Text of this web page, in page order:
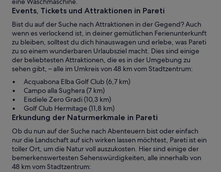
Events, Tickets und Attraktionen in Pareti
Bist du auf der Suche nach Attraktionen in der Gegend? Auch
wenn es verlockend ist, in deiner gemütlichen Ferienunterkunft
zu bleiben, solltest du dich hinauswagen und erlebe, was Pareti
zu so einem wunderbaren Urlaubsziel macht. Dies sind einige
der beliebtesten Attraktionen, die es in der Umgebung zu
sehen gibt, – alle im Umkreis von 48 km vom Stadtzentrum:
Acquabona Elba Golf Club (6,7 km)
Campo alla Sughera (7 km)
Eisdiele Zero Gradi (10,3 km)
Golf Club Hermitage (11,8 km)
Erkundung der Naturmerkmale in Pareti
Ob du nun auf der Suche nach Abenteuern bist oder einfach
nur die Landschaft auf sich wirken lassen möchtest, Pareti ist ein
toller Ort, um die Natur voll auszukosten. Hier sind einige der
bemerkenswertesten Sehenswürdigkeiten, alle innerhalb von
48 km vom Stadtzentrum: